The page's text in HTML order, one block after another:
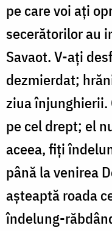
pe care voi ați
secerătorilor au
Savaot. V-ați
dezmierdat;
ziua
pe cel drept; el
aceea, fiți
până la venirea
așteaptă roada
îndelung-